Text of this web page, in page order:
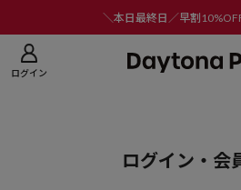
＼本日最終日／早割
ログイン
ログイン・会